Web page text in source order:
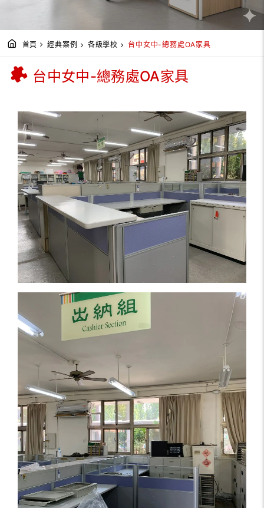
首頁 經典案例 各級學校 台中女中-總務處OA家具
台中女中-總務處OA家具